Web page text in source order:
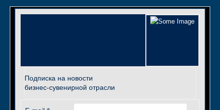
Подписка на новости
бизнес-сувенирной отрасли